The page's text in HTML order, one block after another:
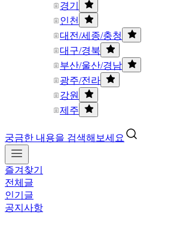
경기
인천
대전/세종/충청
대구/경북
부산/울산/경남
광주/전라
강원
제주
궁금한 내용을 검색해보세요
즐겨찾기
전체글
인기글
공지사항